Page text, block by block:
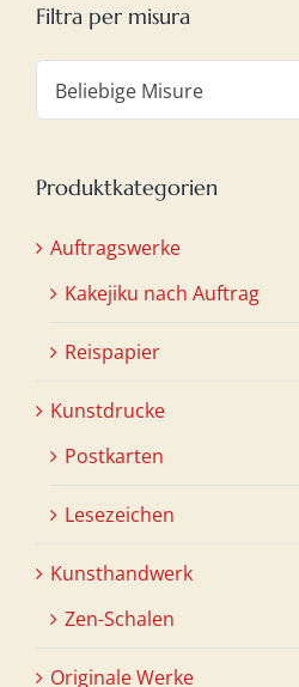
Filtra per misura
Beliebige Misure
Produktkategorien
Auftragswerke
Kakejiku nach Auftrag
Reispapier
Kunstdrucke
Postkarten
Lesezeichen
Kunsthandwerk
Zen-Schalen
Originale Werke